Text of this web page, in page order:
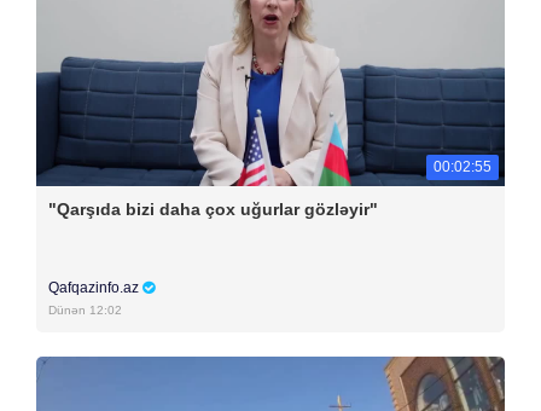
00:02:55
"Qarşıda bizi daha çox uğurlar gözləyir"
Qafqazinfo.az
Dünən 12:02